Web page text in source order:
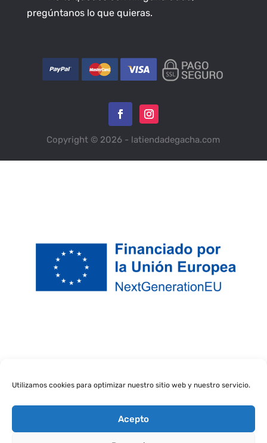
Utilizamos cookies para optimizar nuestro sitio web y nuestro servicio.
Acepto
pregúntanos lo que quieras.
Copyright © 2026 - latiendadegacha.com